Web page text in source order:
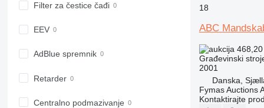
963
966
973
982
Filter za čestice čađi
EEV
AdBlue spremnik
Retarder
Centralno podmazivanje
18
ABC
Građevinski
2001
Danska,
Fymas Auctions
Kontaktirajte